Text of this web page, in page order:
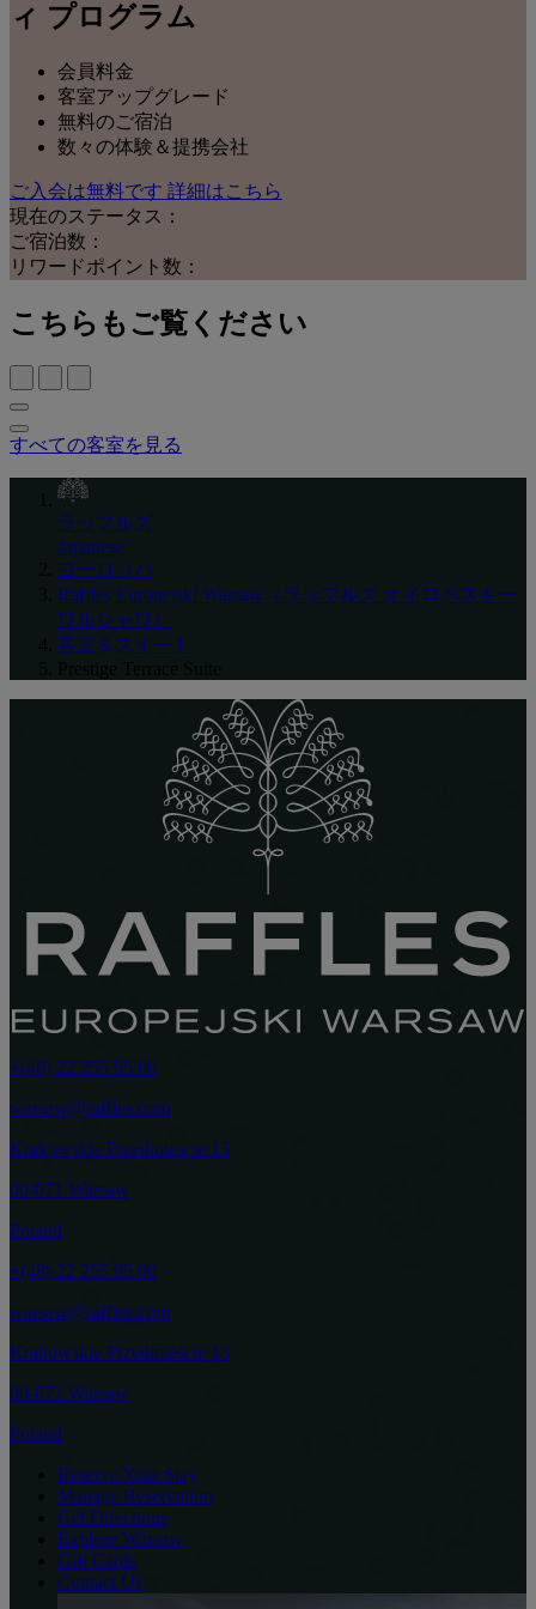
ィ プログラム
会員料金
客室アップグレード
無料のご宿泊
数々の体験＆提携会社
ご入会は無料です 詳細はこちら
現在のステータス：
ご宿泊数：
リワードポイント数：
こちらもご覧ください
すべての客室を見る
ラッフルズ
Japanese
ヨーロッパ
Raffles Europejski Warsaw（ラッフルズ オイロペスキー
ワルシャワ）
客室＆スイート
+(48) 22 255 95 00
warsaw@raffles.com
Krakowskie Przedmieście 13
00-071 Warsaw
Poland
+(48) 22 255 95 00
warsaw@raffles.com
Krakowskie Przedmieście 13
00-071 Warsaw
Poland
Reserve Your Stay
Manage Reservation
Get Directions
Explore Warsaw
Gift Cards
Contact Us